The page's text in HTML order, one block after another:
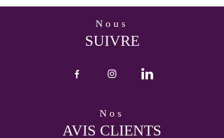
nous
SUIVRE
nos
AVIS CLIENTS